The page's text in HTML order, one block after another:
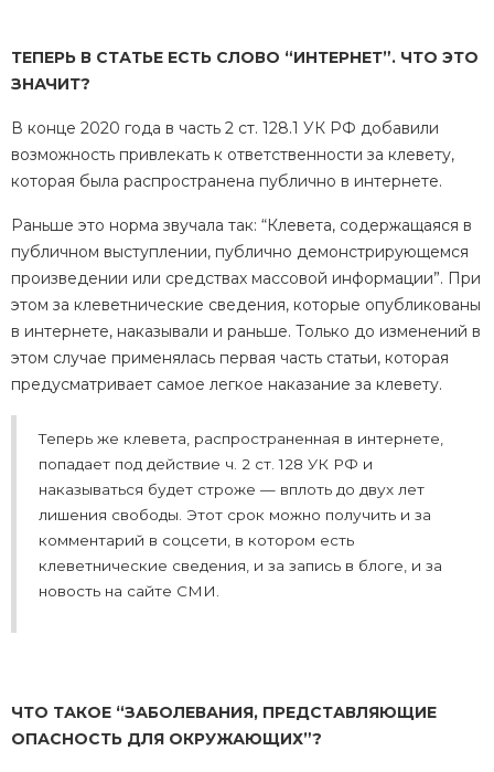
ТЕПЕРЬ В СТАТЬЕ ЕСТЬ СЛОВО “ИНТЕРНЕТ”. ЧТО ЭТО
ЗНАЧИТ?
В конце 2020 года в часть 2 ст. 128.1 УК РФ добавили
возможность привлекать к ответственности за клевету,
которая была распространена публично в интернете.
Раньше это норма звучала так: “Клевета, содержащаяся в
публичном выступлении, публично демонстрирующемся
произведении или средствах массовой информации”. При
этом за клеветнические сведения, которые опубликованы
в интернете, наказывали и раньше. Только до изменений в
этом случае применялась первая часть статьи, которая
предусматривает самое легкое наказание за клевету.
Теперь же клевета, распространенная в интернете,
попадает под действие ч. 2 ст. 128 УК РФ и
наказываться будет строже — вплоть до двух лет
лишения свободы. Этот срок можно получить и за
комментарий в соцсети, в котором есть
клеветнические сведения, и за запись в блоге, и за
новость на сайте СМИ.
ЧТО ТАКОЕ “ЗАБОЛЕВАНИЯ, ПРЕДСТАВЛЯЮЩИЕ
ОПАСНОСТЬ ДЛЯ ОКРУЖАЮЩИХ”?